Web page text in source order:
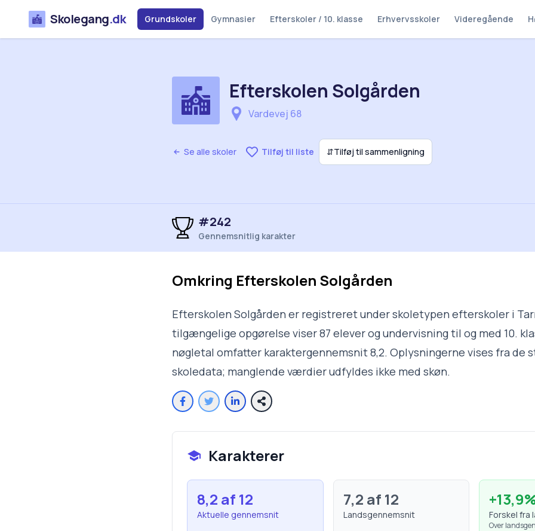
Skolegang.dk Grundskoler Gymnasier Efterskoler / 10. klasse Erhvervsskoler Videregående
Se alle skoler Tilføj til liste ⇵Tilføj til sammenligning
Efterskolen Solgården
Vardevej 68
#242
Gennemsnitlig karakter
Omkring Efterskolen Solgården
Efterskolen Solgården er registreret under skoletypen efterskoler i
tilgængelige opgørelse viser 87 elever og undervisning til og med 10.
nøgletal omfatter karaktergennemsnit 8,2. Oplysningerne vises fra de
skoledata; manglende værdier udfyldes ikke med skøn.
Karakterer
8,2 af 12
Aktuelle gennemsnit
7,2 af 12
Landsgennemsnit
+13,9
Forskel fra
Over